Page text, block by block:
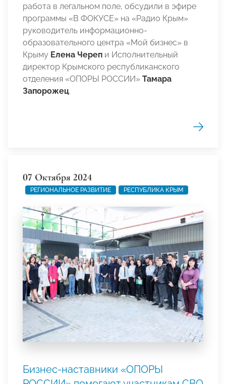
работа в легальном поле, обсудили в эфире
программы «В ФОКУСЕ» на «Радио Крым»
руководитель информационно-
образовательного центра «Мой бизнес» в
Крыму Елена Череп и Исполнительный
директор Крымского республиканского
отделения «ОПОРЫ РОССИИ» Тамара
Запорожец.
07 Октября 2024
РЕГИОНАЛЬНОЕ РАЗВИТИЕ РЕСПУБЛИКА КРЫМ
Бизнес-наставники «ОПОРЫ